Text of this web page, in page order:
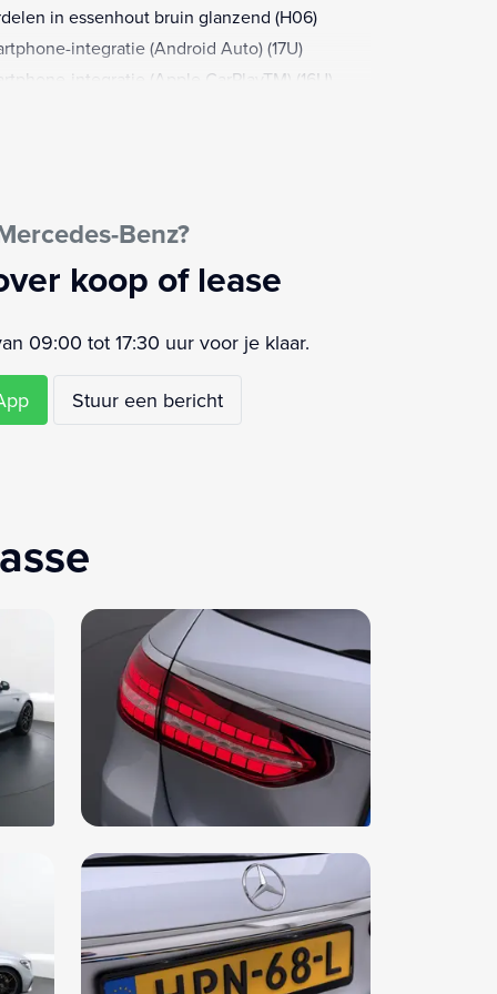
in essenhout bruin glanzend (H06)
integratie (Android Auto) (17U)
integratie (Apple CarPlayTM) (16U)
automatische airconditioning (580)
(446)
assistent
adapter kabel (4B8)
(513)
donkergetint glas voor de
en interieurbeveiliging (882)
charging system for mobile devices in the
Benz?
koop of lease
09:00 tot 17:30 uur voor je klaar.
Stuur een bericht